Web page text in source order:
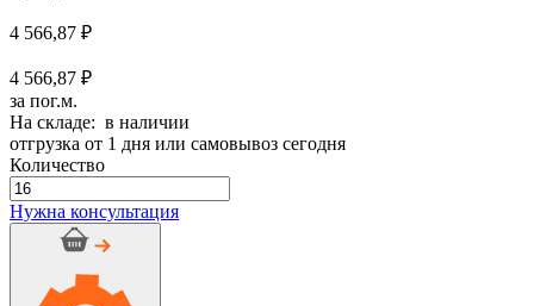
4 566,87 ₽
4 566,87 ₽
за пог.м.
На складе: в наличии
отгрузка от 1 дня или самовывоз сегодня
Количество
Количество
товара
Трубка
Нужна консультация